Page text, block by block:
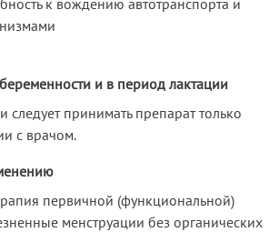
и в период лактации
следует принимать препарат только
с врачом.
первичной (функциональной)
менструации без органических